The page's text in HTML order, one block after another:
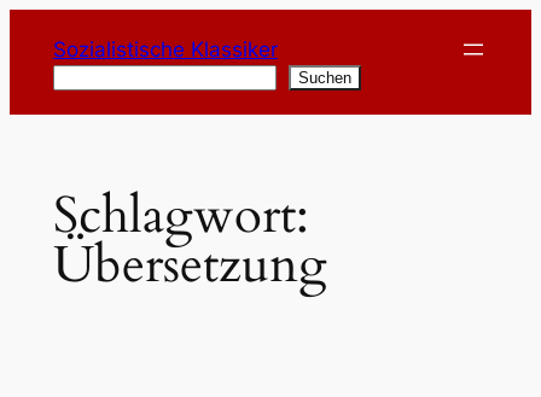
Inhalt
springen
Sozialistische Klassiker
Suchen
Schlagwort:
Übersetzung